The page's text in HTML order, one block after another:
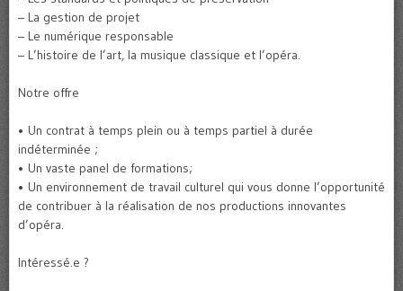
– La gestion de projet
– Le numérique responsable
– L’histoire de l’art, la musique classique et l’opéra.
Notre offre
• Un contrat à temps plein ou à temps partiel à durée
indéterminée ;
• Un vaste panel de formations;
• Un environnement de travail culturel qui vous donne l’opportunité
de contribuer à la réalisation de nos productions innovantes
d’opéra.
Intéressé.e ?